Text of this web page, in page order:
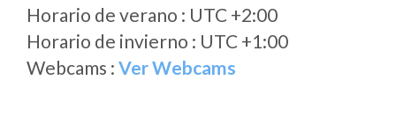
Horario de verano : UTC +2:00
Horario de invierno : UTC +1:00
Webcams : Ver Webcams